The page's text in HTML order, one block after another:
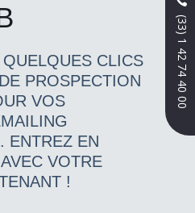
(33) 1 42 74 40 00
CLICS
PROSPECTION
VOS
ENTREZ EN
VOTRE
!